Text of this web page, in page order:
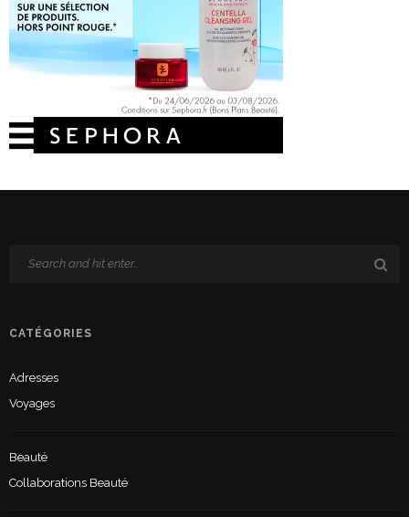
CATÉGORIES
Adresses
Voyages
Beauté
Collaborations Beauté